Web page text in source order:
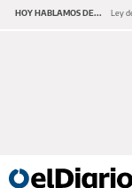
HOY HABLAMOS DE... Ley